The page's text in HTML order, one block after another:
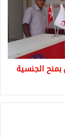
العام 2019 تتعلق بمنح الجنسية